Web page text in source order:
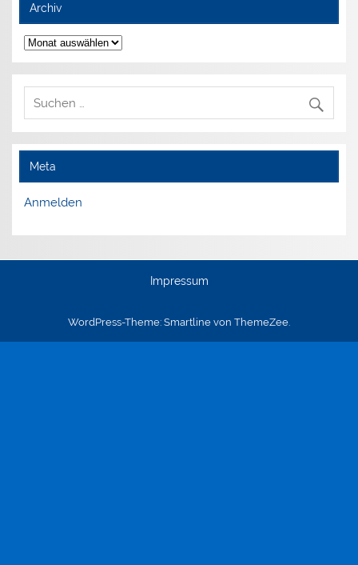
Archiv
Archiv
Meta
Anmelden
Impressum
WordPress-Theme: Smartline von ThemeZee.